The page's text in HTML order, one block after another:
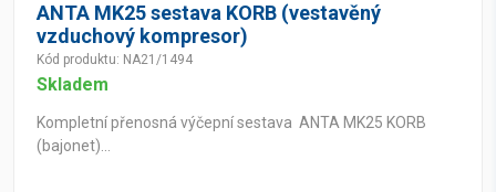
ANTA MK25 sestava KORB (vestavěný
vzduchový kompresor)
Kód produktu: NA21/1494
Skladem
Kompletní přenosná výčepní sestava ANTA MK25 KORB
(bajonet)...